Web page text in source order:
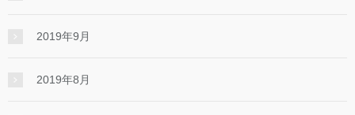
2019年9月
2019年8月